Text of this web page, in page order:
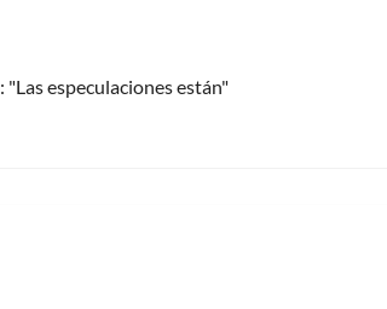
especulaciones están"